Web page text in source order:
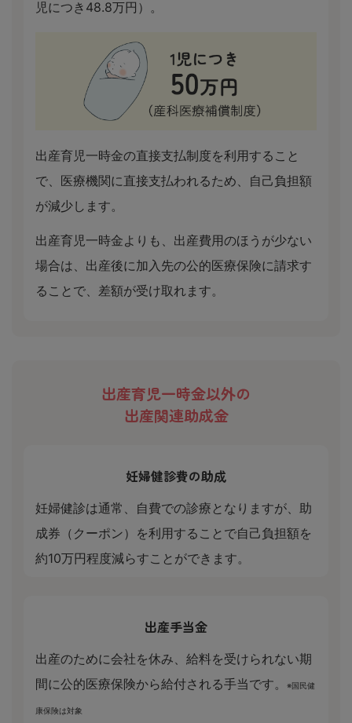
児につき48.8万円）。
出産育児一時金の直接支払制度を利用すること
で、医療機関に直接支払われるため、自己負担額
が減少します。
出産育児一時金よりも、出産費用のほうが少ない
場合は、出産後に加入先の公的医療保険に請求す
ることで、差額が受け取れます。
出産育児一時金以外の
出産関連助成金
妊婦健診費の助成
妊婦健診は通常、自費での診療となりますが、助
成券（クーポン）を利用することで自己負担額を
約10万円程度減らすことができます。
出産手当金
出産のために会社を休み、給料を受けられない期
間に公的医療保険から給付される手当です。
※国民健
康保険は対象